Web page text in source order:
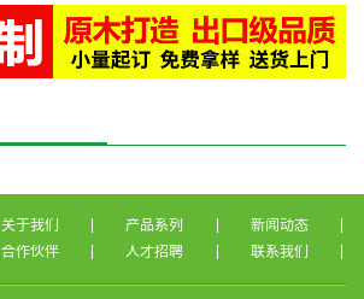
关于我们 产品系列
新闻动态
合作伙伴 人才招聘 联系我们